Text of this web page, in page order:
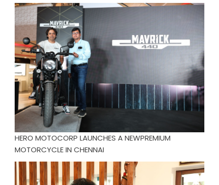
HERO MOTOCORP LAUNCHES A NEWPREMIUM
MOTORCYCLE IN CHENNAI